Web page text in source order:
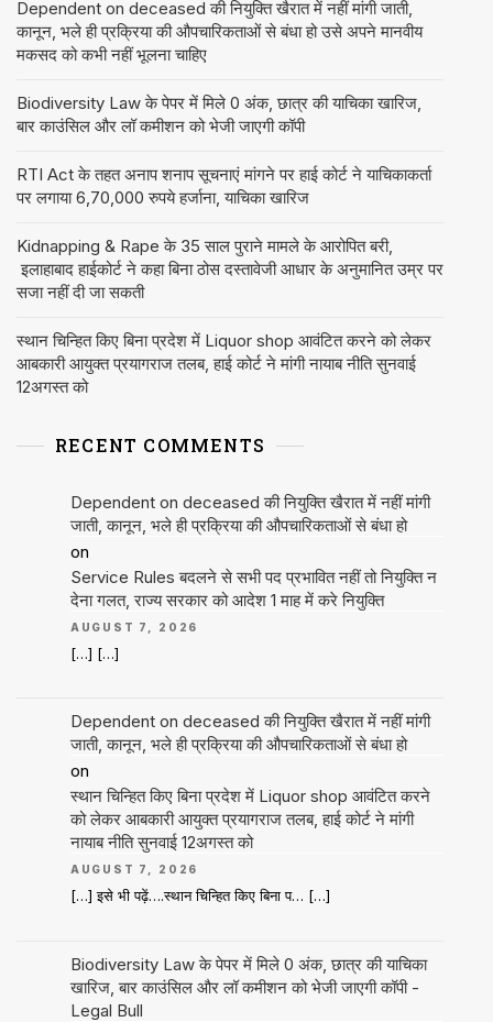
Dependent on deceased की नियुक्ति खैरात में नहीं मांगी जाती,
कानून, भले ही प्रक्रिया की औपचारिकताओं से बंधा हो उसे अपने मानवीय
मकसद को कभी नहीं भूलना चाहिए
Biodiversity Law के पेपर में मिले 0 अंक, छात्र की याचिका खारिज,
बार काउंसिल और लॉ कमीशन को भेजी जाएगी कॉपी
RTI Act के तहत अनाप शनाप सूचनाएं मांगने पर हाई कोर्ट ने याचिकाकर्ता
पर लगाया 6,70,000 रुपये हर्जाना, याचिका खारिज
Kidnapping & Rape के 35 साल पुराने मामले के आरोपित बरी,
इलाहाबाद हाईकोर्ट ने कहा बिना ठोस दस्तावेजी आधार के अनुमानित उम्र पर
सजा नहीं दी जा सकती
स्थान चिन्हित किए बिना प्रदेश में Liquor shop आवंटित करने को लेकर
आबकारी आयुक्त प्रयागराज तलब, हाई कोर्ट ने मांगी नायाब नीति सुनवाई
12अगस्त को
RECENT COMMENTS
Dependent on deceased की नियुक्ति खैरात में नहीं मांगी
जाती, कानून, भले ही प्रक्रिया की औपचारिकताओं से बंधा हो
on
Service Rules बदलने से सभी पद प्रभावित नहीं तो नियुक्ति न
देना गलत, राज्य सरकार को आदेश 1 माह में करे नियुक्ति
AUGUST 7, 2026
[…] […]
Dependent on deceased की नियुक्ति खैरात में नहीं मांगी
जाती, कानून, भले ही प्रक्रिया की औपचारिकताओं से बंधा हो
on
स्थान चिन्हित किए बिना प्रदेश में Liquor shop आवंटित करने
को लेकर आबकारी आयुक्त प्रयागराज तलब, हाई कोर्ट ने मांगी
नायाब नीति सुनवाई 12अगस्त को
AUGUST 7, 2026
[…] इसे भी पढ़ें….स्थान चिन्हित किए बिना प… […]
Biodiversity Law के पेपर में मिले 0 अंक, छात्र की याचिका
खारिज, बार काउंसिल और लॉ कमीशन को भेजी जाएगी कॉपी -
Legal Bull